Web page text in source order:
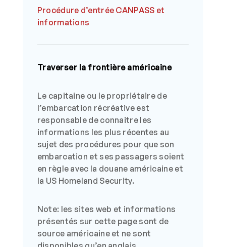
Procédure d’entrée CANPASS et
informations
Traverser la frontière américaine
Le capitaine ou le propriétaire de
l’embarcation récréative est
responsable de connaitre les
informations les plus récentes au
sujet des procédures pour que son
embarcation et ses passagers soient
en règle avec la douane américaine et
la US Homeland Security.
Note: les sites web et informations
présentés sur cette page sont de
source américaine et ne sont